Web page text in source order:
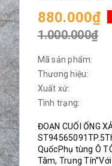
880.000₫
1.000.000₫
Mã sản phẩm:
Thương hiệu:
Xuất xứ:
Tình trạng:
ĐOẠN CUỐI ỐNG
QuốcPhụ tùng Ô
Tâm, Trung